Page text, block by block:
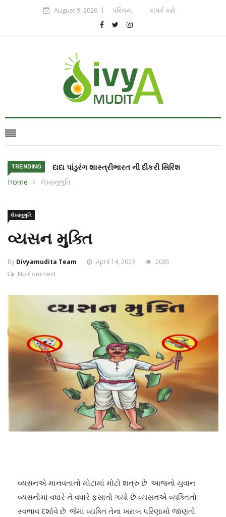
August 9, 2026 પરિચય સંપર્ક કરો
TRENDING ભારત ની દીકરી સિરિશા બાંદલા અંતરીક્ષ માં જશે
Home લેખાનુભુતિ
લેખાનુભુતિ
વ્યસન મુક્તિ
By Divyamudita Team April 14, 2023
2085
No Comment
વ્યસનએ માનવતાનો મોટામાં મોટો શત્રુ છે. આજનો યુવાન
વ્યસનોમાં વધારે ને વધારે ફસાતો ગયો છે વ્યસનએ વ્યક્તિનો
સ્વભાવ દર્શાવે છે. જેમાં વ્યક્તિ તેના ખરાબ પરિણામો જાણતો